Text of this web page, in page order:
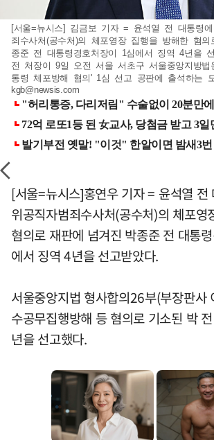
[서울=뉴시스] 김금보 기자 = 윤석열 전 대통령
죄수사처(공수처)의 체포영장 집행을 방해한 혐
종준 전 대통령경호처장이 1심에서 징역 4년을
전 처장이 9일 오전 서울 서초구 서울중앙지방
통령 체포방해 혐의' 1심 선고 공판에 출석하는
kgb@newsis.com
[서울=뉴시스]홍연우 기자 = 윤석열 전
위공직자범죄수사처(공수처)의 체포영
혐의로 재판에 넘겨진 박종준 전 대통
에서 징역 4년을 선고받았다.
서울중앙지법 형사합의26부(부장판사
수공무집행방해 등 혐의로 기소된 박
년을 선고했다.